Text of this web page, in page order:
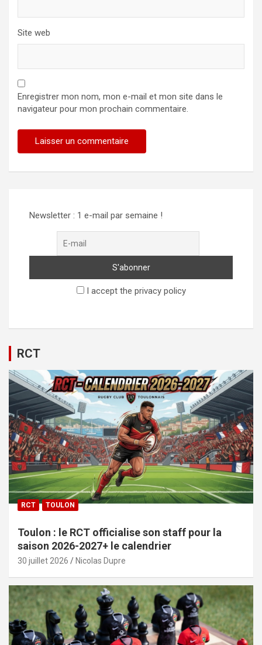
Site web
Enregistrer mon nom, mon e-mail et mon site dans le
navigateur pour mon prochain commentaire.
Newsletter : 1 e-mail par semaine !
I accept the privacy policy
RCT
RCT TOULON
Toulon : le RCT officialise son staff pour la
saison 2026-2027+ le calendrier
30 juillet 2026 Nicolas Dupre